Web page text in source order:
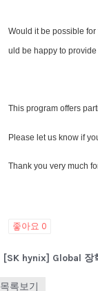
Would it be possible
uld be happy to
This program offers
Please let us know if
Thank you very much
좋아요 0
[SK hynix] Global 장
목록보기